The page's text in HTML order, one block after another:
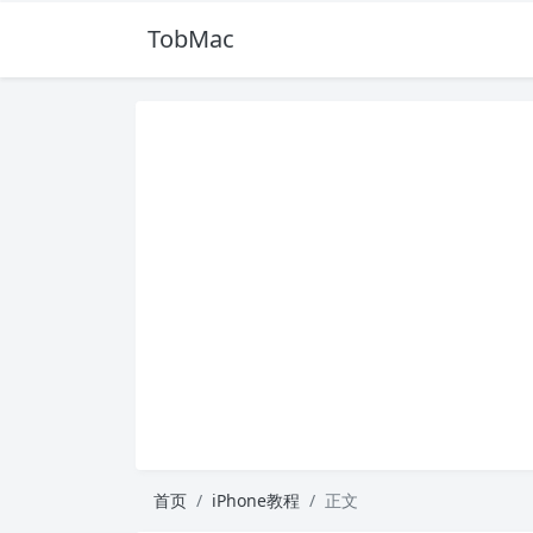
TobMac
首页 iPhone教程 正文